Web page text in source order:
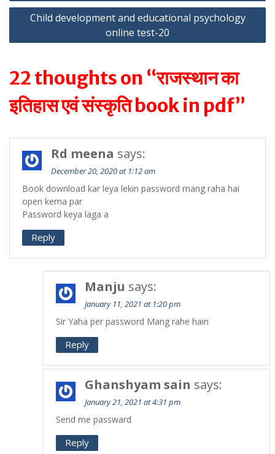
Child development and educational psychology
online test-20
22 thoughts on “राजस्थान का
इतिहास एवं संस्कृति book in pdf”
Rd meena says:
December 20, 2020 at 1:12 am
Book download kar leya lekin password mang raha hai
open kerna par
Password keya laga a
Reply
Manju says:
January 11, 2021 at 1:20 pm
Sir Yaha per password Mang rahe hain
Reply
Ghanshyam sain says:
January 21, 2021 at 4:31 pm
Send me passward
Reply